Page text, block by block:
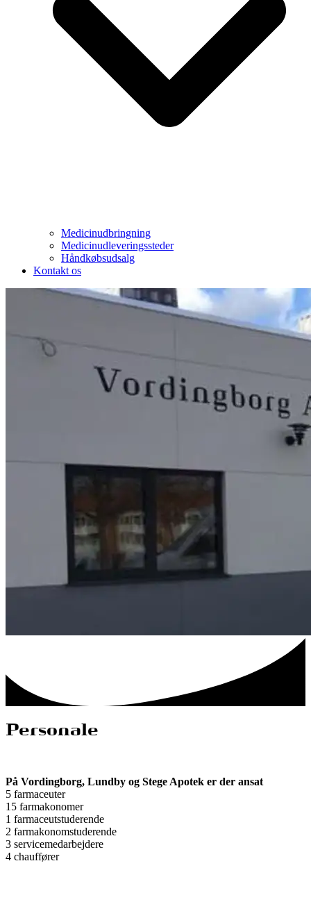
Medicinudbringning
Medicinudleveringssteder
Håndkøbsudsalg
Kontakt os
Personale
På Vordingborg, Lundby og Stege Apotek er der ansat
5 farmaceuter
15 farmakonomer
1 farmaceutstuderende
2 farmakonomstuderende
3 servicemedarbejdere
4 chauffører